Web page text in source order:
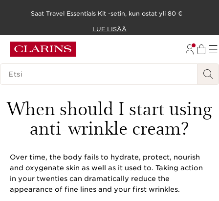
SIIRRY SISÄLTÖÖN
SIIRRY ALATUNNISTEESEEN
Saat Travel Essentials Kit -setin, kun ostat yli 80 €
LUE LISÄÄ
HAKUHISTORIA
When should I start using
anti-wrinkle cream?
Over time, the body fails to hydrate, protect, nourish
and oxygenate skin as well as it used to. Taking action
in your twenties can dramatically reduce the
appearance of fine lines and your first wrinkles.